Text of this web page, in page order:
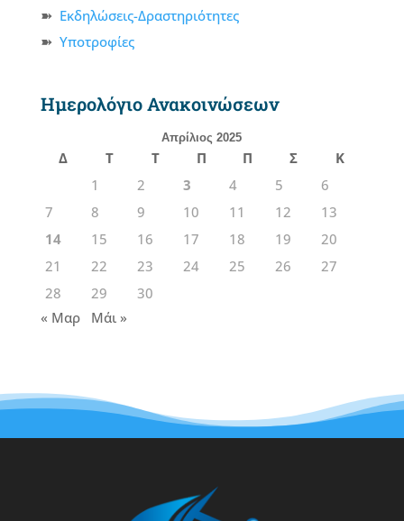
Εκδηλώσεις-Δραστηριότητες
Υποτροφίες
Ημερολόγιο Ανακοινώσεων
Απρίλιος 2025
Δ Τ Τ Π Π Σ
Κ
1
2 3 4 5
6
7
8 9 10 11 12
13
14
15 16 17 18 19
20
21
22 23 24 25 26
27
28
29
30
« Μαρ
Μάι »